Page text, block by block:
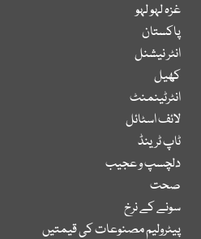
غزہ لہو لہو
پاکستان
انٹر نیشنل
کھیل
انٹرٹینمنٹ
لائف اسٹائل
ٹاپ ٹرینڈ
دلچسپ و عجیب
صحت
سونے کے نرخ
پیٹرولیم مصنوعات کی قیمتیں